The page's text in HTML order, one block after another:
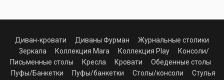
Диван-кровати Диваны Фурман
Журнальные столики
Зеркала
Коллекция Mara Коллекция Play
Консоли/
Письменные столы
Кресла Кровати
Обеденные столы
Пуфы/Банкетки
Пуфы/банкетки Столы/консоли Стулья